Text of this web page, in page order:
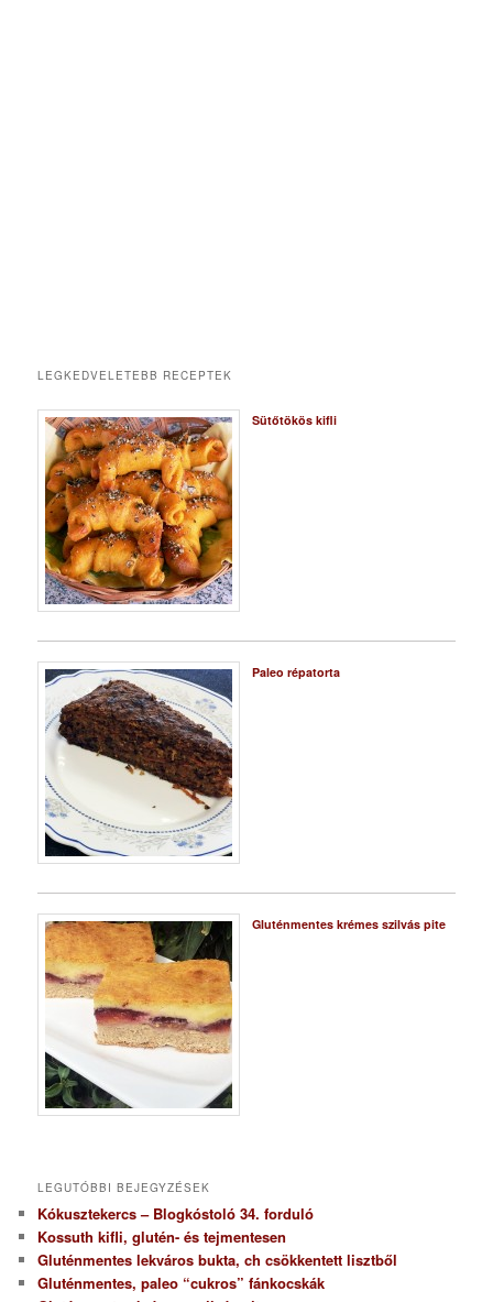
LEGKEDVELETEBB RECEPTEK
Sütőtökös kifli
Paleo répatorta
Gluténmentes krémes szilvás pite
LEGUTÓBBI BEJEGYZÉSEK
Kókusztekercs – Blogkóstoló 34. forduló
Kossuth kifli, glutén- és tejmentesen
Gluténmentes lekváros bukta, ch csökkentett lisztből
Gluténmentes, paleo “cukros” fánkocskák